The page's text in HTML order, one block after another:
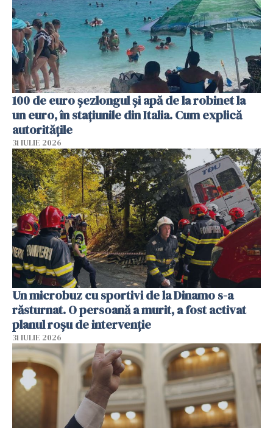
100 de euro șezlongul și apă de la robinet la
un euro, în stațiunile din Italia. Cum explică
autoritățile
31 IULIE 2026
Un microbuz cu sportivi de la Dinamo s-a
răsturnat. O persoană a murit, a fost activat
planul roșu de intervenție
31 IULIE 2026